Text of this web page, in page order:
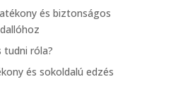
és biztonságos
tudni róla?
és sokoldalú edzés